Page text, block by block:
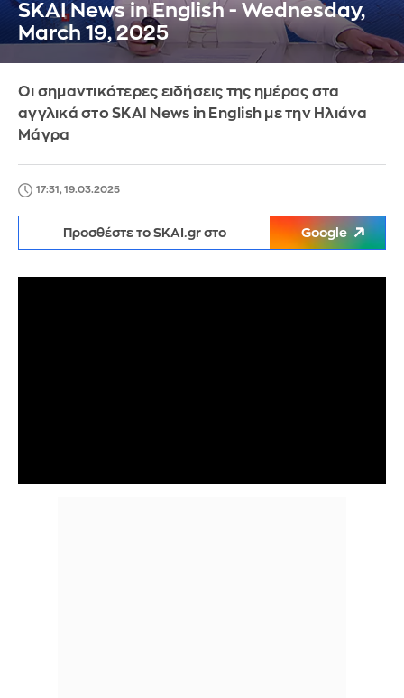
SKAI News in English - Wednesday,
March 19, 2025
Οι σημαντικότερες ειδήσεις της ημέρας στα
αγγλικά στο SKAI News in English με την Ηλιάνα
Μάγρα
17:31, 19.03.2025
Προσθέστε το SKAI.gr στο Google